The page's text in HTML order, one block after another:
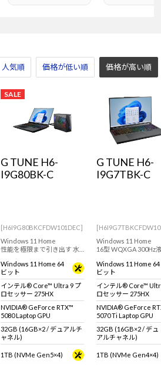
人気順 価格が低い順 価格が高い順
SALE
G TUNE H6-
I9G80BK-C
[H6I9G80BKCFDW101DEC]
Windows 11 Home
性能を極限まで引き出す 水
ンテル Core Ultra 9 275HX &
RTX 5080 Laptop GPU 搭
載。
Windows 11 Home 64
ビット
インテル® Core™ Ultra 9 プ
ロセッサー 275HX
NVIDIA® GeForce RTX™
5080 Laptop GPU
32GB (16GB×2 / デュアルチ
ャネル)
1TB (NVMe Gen5×4)
G TUNE H6-
I9G7TBK-C
Windows 11 Home
16型 WQXGA 300Hz
ノートPC！モバイル
性能GPUで最新ゲー
トルでも高性能を発揮
Windows 11 Home 64
ビット
インテル® Core™
ロセッサー 275HX
NVIDIA® GeForce
5070 Ti Laptop GPU
32GB (16GB×2 / デュ
アルチャネル)
1TB (NVMe Gen4×4)